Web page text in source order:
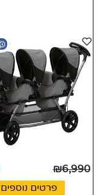
₪6,990
פרטים נוספים